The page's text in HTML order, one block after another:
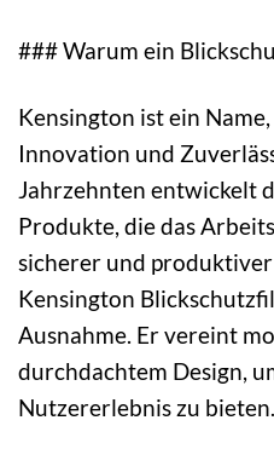
### Warum ein
Kensington ist ein
Innovation und
Jahrzehnten entwickelt
Produkte, die das
sicherer und
Kensington
Ausnahme. Er vereint
durchdachtem Design,
Nutzererlebnis zu bieten.